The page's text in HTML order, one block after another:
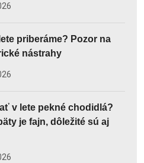
priberáme? Pozor na
nástrahy
v lete pekné chodidlá?
je fajn, dôležité sú aj